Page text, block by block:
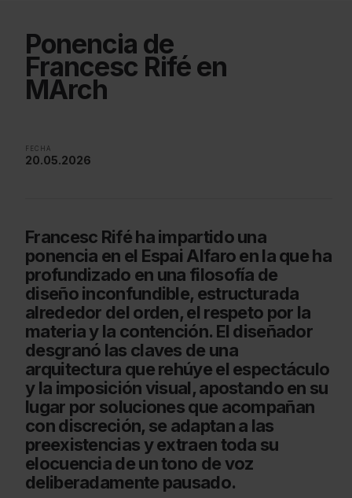
Ponencia de
Francesc Rifé en
MArch
FECHA
20.05.2026
Francesc Rifé ha impartido una
ponencia en el Espai Alfaro en la que ha
profundizado en una filosofía de
diseño inconfundible, estructurada
alrededor del orden, el respeto por la
materia y la contención. El diseñador
desgranó las claves de una
arquitectura que rehúye el espectáculo
y la imposición visual, apostando en su
lugar por soluciones que acompañan
con discreción, se adaptan a las
preexistencias y extraen toda su
elocuencia de un tono de voz
deliberadamente pausado.